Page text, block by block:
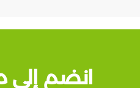
انضم إلى